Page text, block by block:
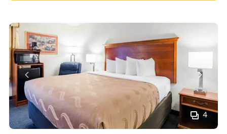
4